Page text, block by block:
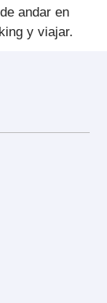
andar en
y viajar.